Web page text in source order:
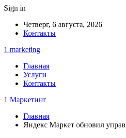
Sign in
Четверг, 6 августа, 2026
Контакты
1 marketing
Главная
Услуги
Контакты
1 Маркетинг
Главная
Яндекс Маркет обновил